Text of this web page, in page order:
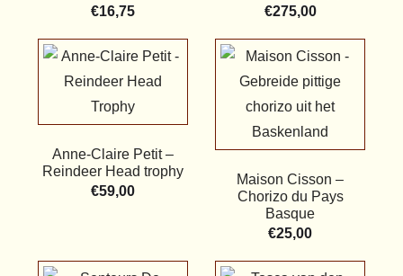
€16,75
€275,00
Anne-Claire Petit –
Reindeer Head trophy
€59,00
Maison Cisson –
Chorizo du Pays
Basque
€25,00